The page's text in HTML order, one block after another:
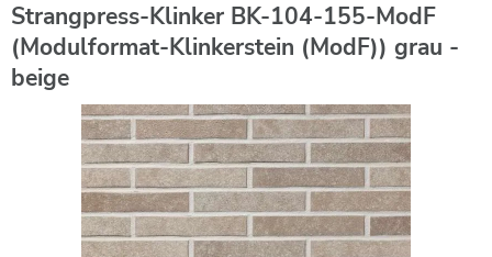
Strangpress-Klinker BK-104-155-ModF
(Modulformat-Klinkerstein (ModF)) grau -
beige